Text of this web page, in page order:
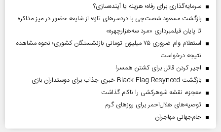
سرمایه‌گذاری برای رفاه؛ هزینه یا آینده‌سازی؟
بازگشت مسعود شصت‌چی با دردسر‌های تازه؛ از شایعه حضور در میز مذاکره
تا پایان فیلمبرداری «مرد سه‌هزارچهره»
استعلام وام ضروری ۷۵ میلیون تومانی بازنشستگان کشوری؛ نحوه مشاهده
نتیجه درخواست
اجیر کردن قاتل برای کشتن همسر!
بازگشت Black Flag Resynced خبری جذاب برای دوستداران بازی
معجزه، نقشه شوهرکشی را ناکام گذاشت
توصیه‌های هلال‌احمر برای روز‌های گرم
جام‌جهانی مهاجران